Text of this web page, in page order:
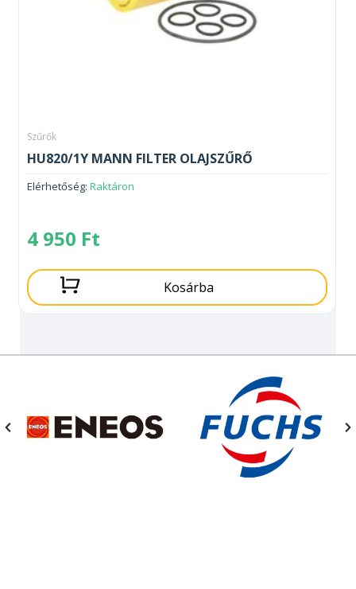
Szűrők
HU820/1Y MANN FILTER OLAJSZŰRŐ
Elérhetőség: Raktáron
4 950 Ft
Kosárba